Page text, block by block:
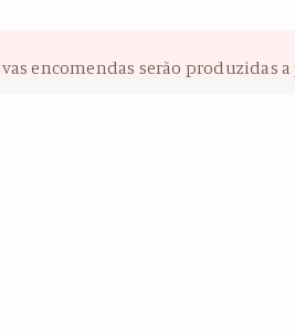
encomendas serão produzidas